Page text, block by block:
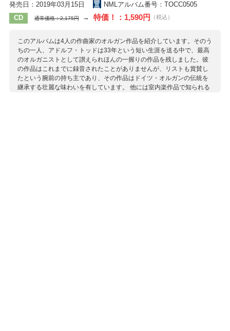
発売日：2019年03月15日
NMLアルバム番号：TOCC0505
CD
通常価格：2,175円 → 特価！：1,590円 （税込）
このアルバムは4人の作曲家のオルガン作品を紹介しています。そのう
ちの一人、アドルフ・トッドは33年という短い生涯を送る中で、最高
のオルガニストとして讃えられほんの一握りの作品を残しました。彼
の作品はこれまでに録音されたことがありませんが、リストも賞賛し
たという腕前の持ち主であり、その作品はドイツ・オルガンの伝統を
継承する壮麗な味わいを有しています。 他には室内楽作品で知られる